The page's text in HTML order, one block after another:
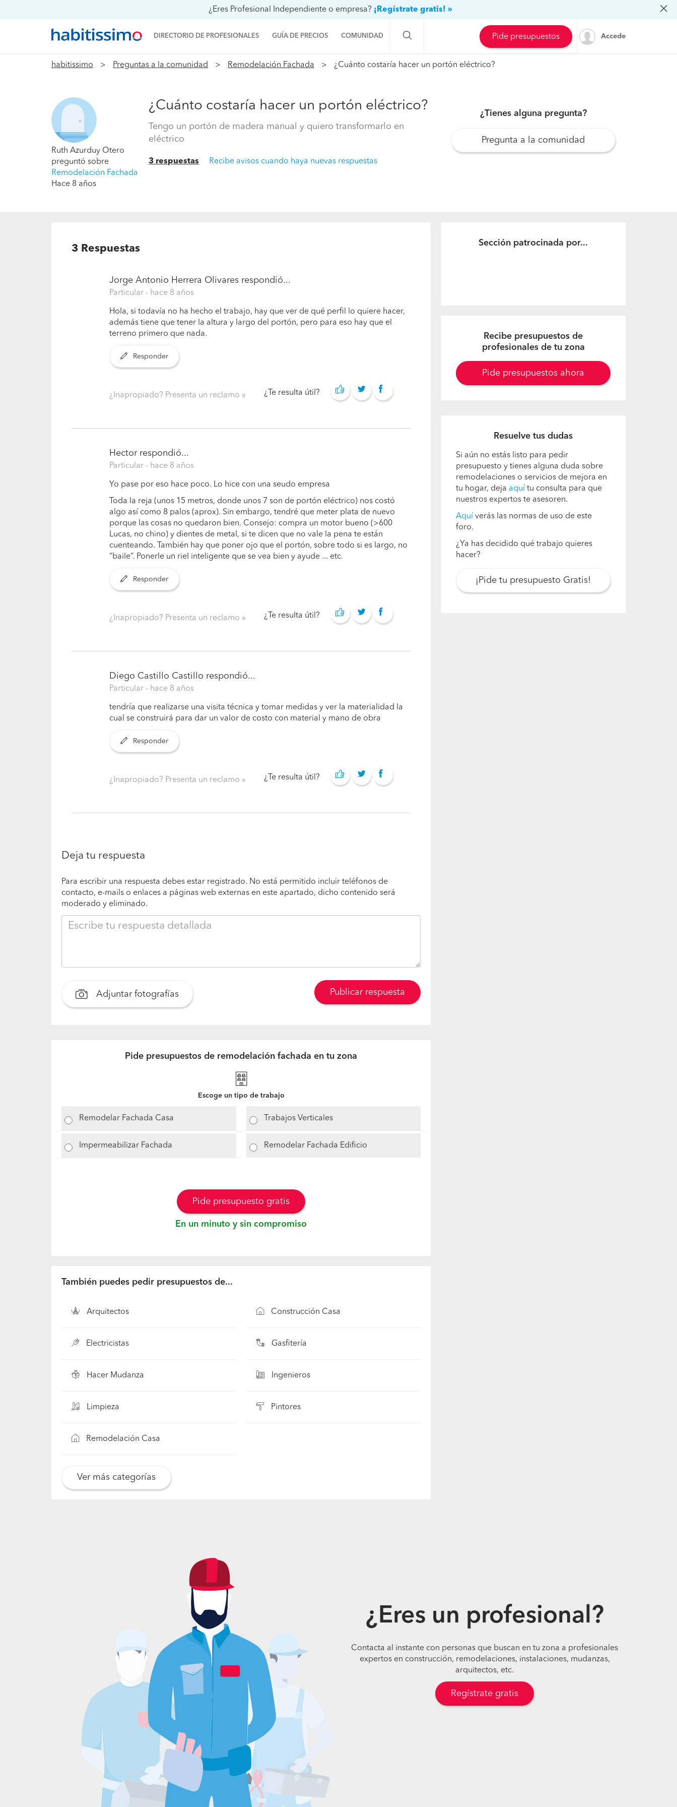
¿Eres Profesional Independiente o empresa? ¡Regístrate gratis! »
DIRECTORIO DE PROFESIONALES GUÍA DE PRECIOS COMUNIDAD
Preguntas a la comunidad
Pide presupuestos Accede
habitissimo Preguntas a la comunidad Remodelación Fachada ¿Cuánto costaría hacer un portón eléctrico?
Ruth Azurduy Otero
preguntó sobre
Remodelación Fachada
Hace 8 años
¿Cuánto costaría hacer un portón eléctrico?
Tengo un portón de madera manual y quiero transformarlo en
eléctrico
3 respuestas Recibe avisos cuando haya nuevas respuestas
¿Tienes alguna pregunta?
Pregunta a la comunidad
3 Respuestas
Jorge Antonio Herrera Olivares respondió...
Particular - hace 8 años
Hola, si todavía no ha hecho el trabajo, hay que ver de qué perfil lo quiere hacer,
además tiene que tener la altura y largo del portón, pero para eso hay que el
terreno primero que nada.
Responder
¿Inapropiado? Presenta un reclamo ¿Te resulta útil?
Hectorrespondió...
Particular - hace 8 años
Yo pase por eso hace poco. Lo hice con una seudo empresa
Toda la reja (unos 15 metros, donde unos 7 son de portón eléctrico) nos costó
algo así como 8 palos (aprox). Sin embargo, tendré que meter plata de nuevo
porque las cosas no quedaron bien. Consejo: compra un motor bueno (>600
Lucas, no chino) y dientes de metal, si te dicen que no vale la pena te están
cuenteando. También hay que poner ojo que el portón, sobre todo si es largo, no
“baile”. Ponerle un riel inteligente que se vea bien y ayude ... etc.
Responder
¿Inapropiado? Presenta un reclamo ¿Te resulta útil?
Diego Castillo Castillo respondió...
Particular - hace 8 años
tendría que realizarse una visita técnica y tomar medidas y ver la materialidad la
cual se construirá para dar un valor de costo con material y mano de obra
Responder
¿Inapropiado? Presenta un reclamo ¿Te resulta útil?
Deja tu respuesta
Para escribir una respuesta debes estar registrado. No está permitido incluir teléfonos de
contacto, e-mails o enlaces a páginas web externas en este apartado, dicho contenido será
moderado y eliminado.
Adjuntar fotografías Publicar respuesta
Pide presupuestos de remodelación fachada en tu zona
Escoge un tipo de trabajo
Remodelar Fachada Casa Trabajos Verticales
Impermeabilizar Fachada Remodelar Fachada Edificio
Pide presupuesto gratis
En un minuto y sin compromiso
También puedes pedir presupuestos de...
Arquitectos Construcción Casa
Electricistas Gasfitería
Hacer Mudanza Ingenieros
Limpieza Pintores
Remodelación Casa
Ver más categorías
Sección patrocinada por...
Recibe presupuestos de
profesionales de tu zona
Pide presupuestos ahora
Resuelve tus dudas
Si aún no estás listo para pedir
presupuesto y tienes alguna duda sobre
remodelaciones o servicios de mejora en
tu hogar, deja aquí tu consulta para que
nuestros expertos te asesoren.
Aquí verás las normas de uso de este
foro.
¿Ya has decidido qué trabajo quieres
hacer?
¡Pide tu presupuesto Gratis!
¿Eres un profesional?
Contacta al instante con personas que buscan en tu zona a profesionales
expertos en construcción, remodelaciones, instalaciones, mudanzas,
arquitectos, etc.
Regístrate gratis